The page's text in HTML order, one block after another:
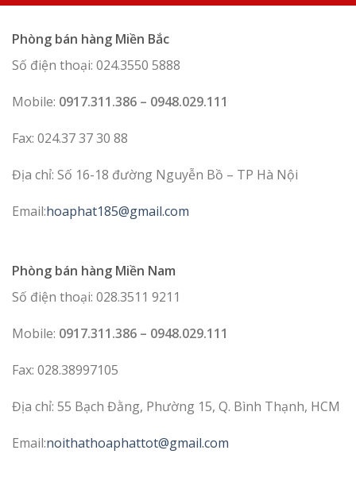
Phòng bán hàng Miền Bắc
Số điện thoại: 024.3550 5888
Mobile: 0917.311.386 – 0948.029.111
Fax: 024.37 37 30 88
Địa chỉ: Số 16-18 đường Nguyễn Bồ – TP Hà Nội
Email:hoaphat185@gmail.com
Phòng bán hàng Miền Nam
Số điện thoại: 028.3511 9211
Mobile: 0917.311.386 – 0948.029.111
Fax: 028.38997105
Địa chỉ: 55 Bạch Đằng, Phường 15, Q. Bình Thạnh, HCM
Email:noithathoaphattot@gmail.com